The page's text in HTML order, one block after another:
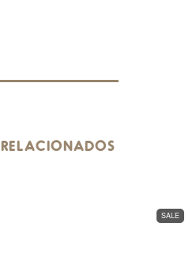
RELACIONADOS
SALE